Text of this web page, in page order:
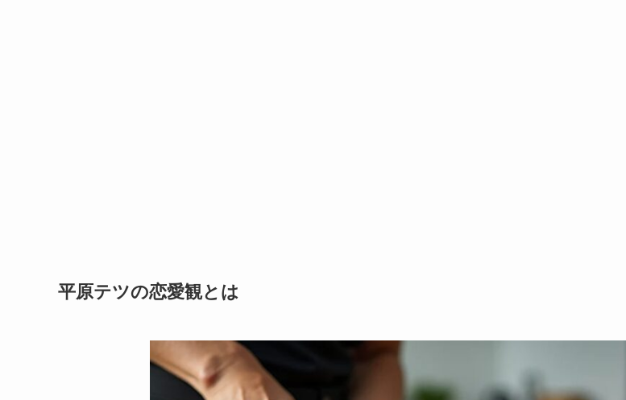
平原テツの恋愛観とは